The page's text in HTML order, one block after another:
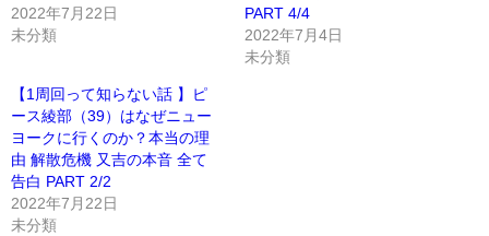
2022年7月22日
未分類
PART 4/4
2022年7月4日
未分類
【1周回って知らない話 】ピ
ース綾部（39）はなぜニュー
ヨークに行くのか？本当の理
由 解散危機 又吉の本音 全て
告白 PART 2/2
2022年7月22日
未分類